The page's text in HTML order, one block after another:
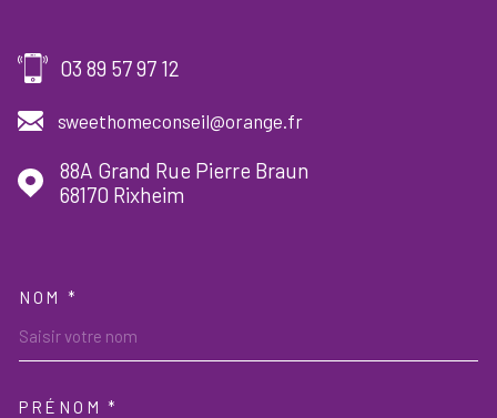
03 89 57 97 12
sweethomeconseil@orange.fr
88A Grand Rue Pierre Braun
68170
Rixheim
NOM *
PRÉNOM *